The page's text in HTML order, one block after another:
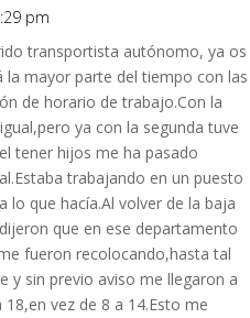
pm
transportista autónomo, ya os
la mayor parte del tiempo con las
de horario de trabajo.Con la
ya con la segunda tuve
tener hijos me ha pasado
trabajando en un puesto
lo que hacía.Al volver de la baja
que en ese departamento
fueron recolocando,hasta tal
y sin previo aviso me llegaron a
vez de 8 a 14.Esto me